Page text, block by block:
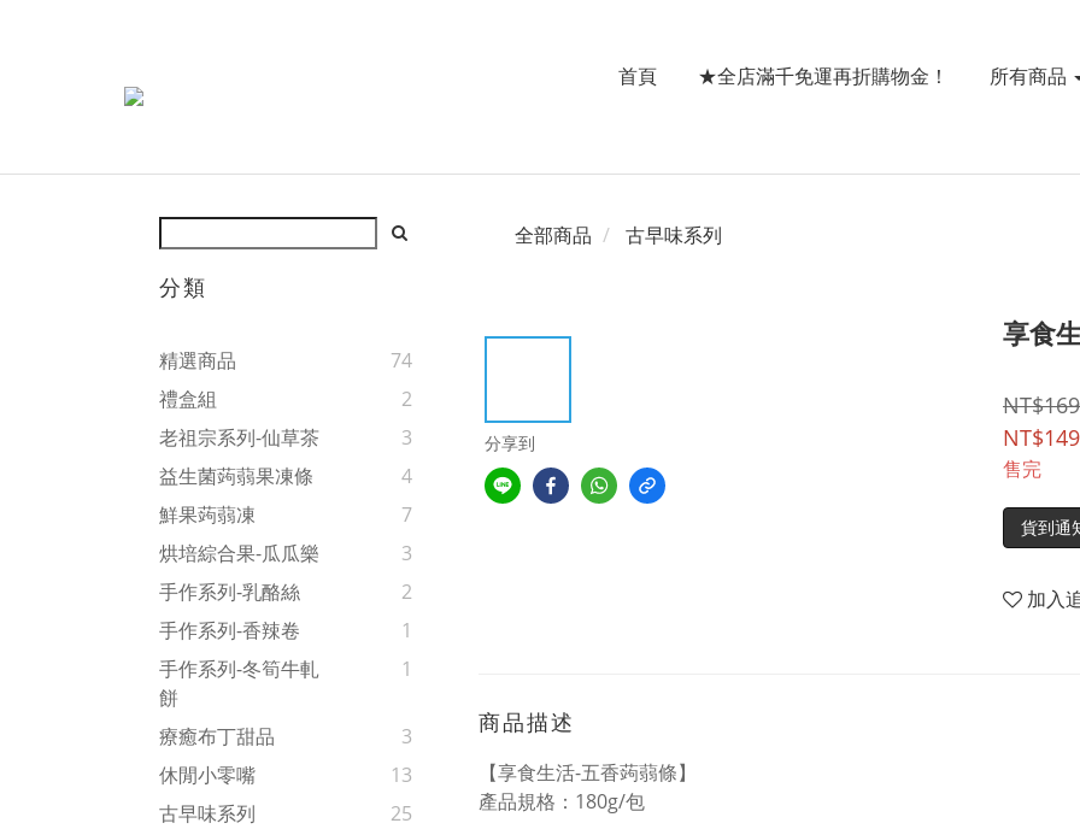
首頁 ★全店滿千免運再折購物金！ 所有商品
分類
精選商品
74
禮盒組
2
老祖宗系列-仙草茶
3
益生菌蒟蒻果凍條
4
鮮果蒟蒻凍
7
烘培綜合果-瓜瓜樂
3
手作系列-乳酪絲
2
手作系列-香辣卷
1
手作系列-冬筍牛軋
餅
1
療癒布丁甜品
3
休閒小零嘴
13
古早味系列
25
全部商品 古早味系列
分享到
享食
NT$169
NT$149
售完
貨到通
加入
商品描述
【享食生活-五香蒟蒻條】
產品規格：180g/包